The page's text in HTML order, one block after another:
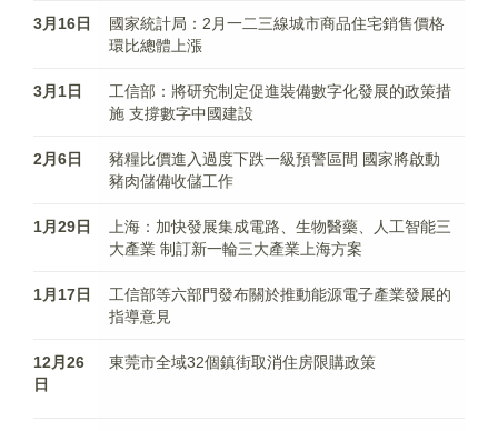
3月16日
國家統計局：2月一二三線城市商品住宅銷售價格
環比總體上漲
3月1日
工信部：將研究制定促進裝備數字化發展的政策措
施 支撐數字中國建設
2月6日
豬糧比價進入過度下跌一級預警區間 國家將啟動
豬肉儲備收儲工作
1月29日
上海：加快發展集成電路、生物醫藥、人工智能三
大產業 制訂新一輪三大產業上海方案
1月17日
工信部等六部門發布關於推動能源電子產業發展的
指導意見
12月26
日
東莞市全域32個鎮街取消住房限購政策